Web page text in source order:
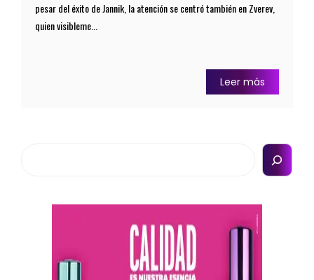
pesar del éxito de Jannik, la atención se centró también en Zverev,
quien visibleme...
Leer más